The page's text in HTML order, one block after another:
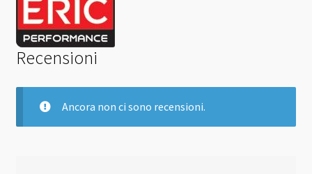
Recensioni
Ancora non ci sono recensioni.